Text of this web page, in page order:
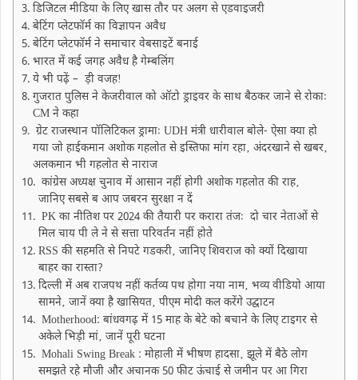
डिजिटल मीडिया के लिए खास तौर पर अलग से एडवाइजरी
बेटिंग प्लेटफॉर्म का विज्ञापन अवैध
बेटिंग प्लेटफॉर्म ने समाचार वेबसाइटें बनाई
भारत में कई जगह अवैध है गेम्बलिंग
ये भी पढ़ें – ड़ी वजहǃ
गुजरात पुलिस ने केजरीवाल को ऑटो ड्राइवर के साथ बैठकर जाने से रोकाः
CM ने कहा
ग्रेट राजस्थान पॉलिटिकल ड्रामाः UDH मंत्री धारीवाल बोले- ऐसा क्या हो
गया जो हाईकमान अशोक गहलोत से इस्तिफा मांग रहा‚ अंदरखाने से खबर‚
अलकमान भी गहलोत से नाराज
कांग्रेस अध्यक्ष चुनाव में आसान नहीं होगी अशाेक गहलोत की राह‚
जानिए सबसे ब आप जबरन सुरक्षा न दें
PK का नीतिश पर 2024 की तैयारी पर करारा तंजः दो चार नेताओं से
मिल चाय पी ले ने से सत्ता परिवर्तन नहीं होते
RSS की सहमति से निपटे गडकरी‚ जानिए शिवराज को क्यों दिखाया
बाहर का रास्ता?
दिल्ली में अब राजपथ नहीं कर्तव्य पथ होगा नया नाम‚ भव्य वीडियो आया
सामने‚ जानें क्या है खासियत‚ पीएम मोदी कल करेंगे उद्घाटन
Motherhood: बांधवगढ़ में 15 माह के बेटे को बचाने के लिए टाइगर से
अकेले भिड़ी मां‚ जानें पूरी घटना
Mohali Swing Break : मोहाली में भीषण हादसा‚ झूले में बैठे लोग
समझते रहे मौजी और अचानक 50 फीट ऊंचाई से जमीन पर आ गिरा